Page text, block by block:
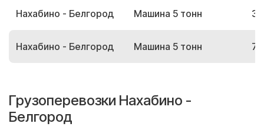
Нахабино - Белгород Машина 5 тонн
Нахабино - Белгород Машина 5 тонн
Грузоперевозки Нахабино -
Белгород